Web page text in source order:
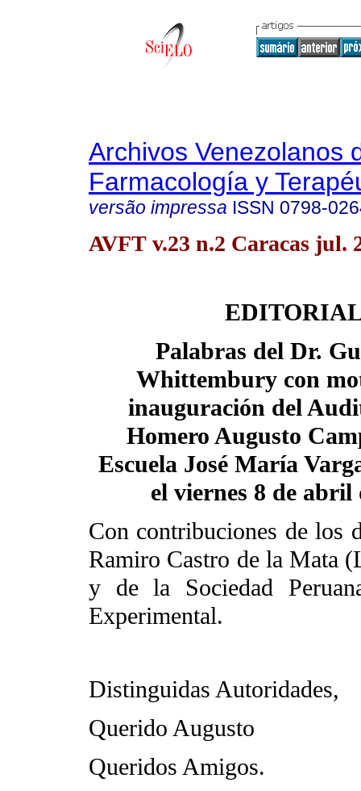
Archivos Venezolanos
Farmacología y
versão impressa ISSN 0798-
AVFT v.23 n.2 Caracas jul.
Palabras del Dr.
Whittembury con
inauguración del
Homero Augusto
Escuela José María
el viernes 8 de abril
Con contribuciones de los
Ramiro Castro de la Mata
y de la Sociedad
Experimental.
Distinguidas Autoridades,
Querido Augusto
Queridos Amigos.